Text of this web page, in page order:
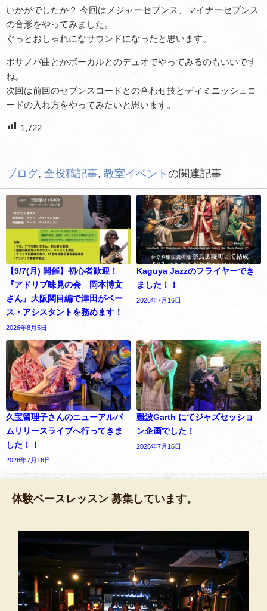
いかがでしたか？ 今回はメジャーセブンス、マイナーセブンス
の音形をやってみました。
ぐっとおしゃれになサウンドになったと思います。
ボサノバ曲とかボーカルとのデュオでやってみるのもいいです
ね。
次回は前回のセブンスコードとの合わせ技とディミニッシュコ
ードの入れ方をやってみたいと思います。
1,722
ブログ, 全投稿記事, 教室イベント の関連記事
【9/7(月) 開催】初心者歓迎！
『アドリブ味見の会 岡本博文
さん』大阪関目編で津田がベー
ス・アシスタントを務めます！
2026年8月5日
Kaguya Jazzのフライヤーでき
ました！！
2026年7月16日
久宝留理子さんのニューアルバ
ムリリースライブへ行ってきま
した！！
2026年7月16日
難波Garth にてジャズセッショ
ン企画でした！
2026年7月16日
体験ベースレッスン 募集しています。